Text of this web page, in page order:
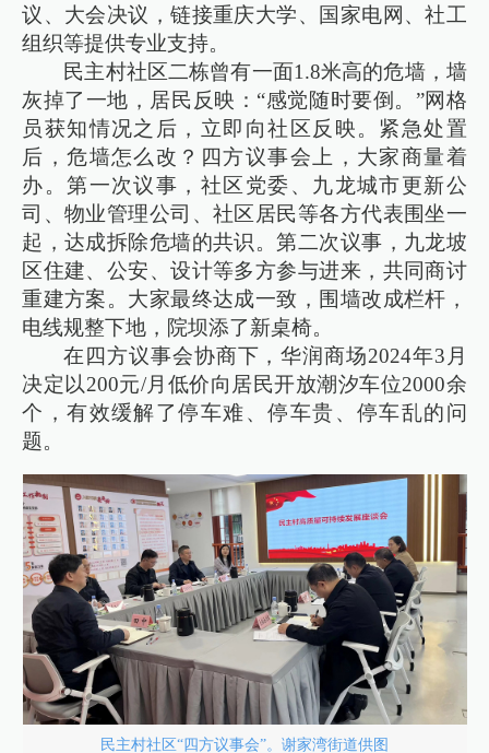
议、大会决议，链接重庆大学、国家电网、社工
组织等提供专业支持。
民主村社区二栋曾有一面1.8米高的危墙，墙
灰掉了一地，居民反映：“感觉随时要倒。”网格
员获知情况之后，立即向社区反映。紧急处置
后，危墙怎么改？四方议事会上，大家商量着
办。第一次议事，社区党委、九龙城市更新公
司、物业管理公司、社区居民等各方代表围坐一
起，达成拆除危墙的共识。第二次议事，九龙坡
区住建、公安、设计等多方参与进来，共同商讨
重建方案。大家最终达成一致，围墙改成栏杆，
电线规整下地，院坝添了新桌椅。
在四方议事会协商下，华润商场2024年3月
决定以200元/月低价向居民开放潮汐车位2000余
个，有效缓解了停车难、停车贵、停车乱的问
题。
民主村社区“四方议事会”。谢家湾街道供图